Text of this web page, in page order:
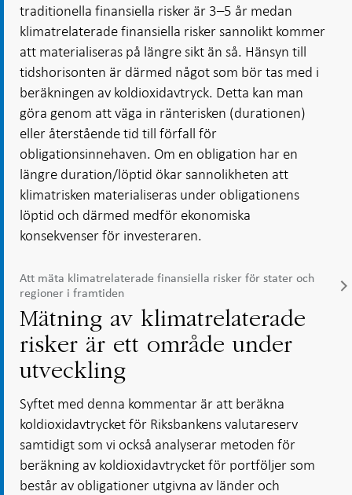
traditionella finansiella risker är 3–5 år medan
klimatrelaterade finansiella risker sannolikt kommer
att materialiseras på längre sikt än så. Hänsyn till
tidshorisonten är därmed något som bör tas med i
beräkningen av koldioxidavtryck. Detta kan man
göra genom att väga in ränterisken (durationen)
eller återstående tid till förfall för
obligationsinnehaven. Om en obligation har en
längre duration/löptid ökar sannolikheten att
klimatrisken materialiseras under obligationens
löptid och därmed medför ekonomiska
konsekvenser för investeraren.
Att mäta klimatrelaterade finansiella risker för stater och
regioner i framtiden
Mätning av klimatrelaterade
risker är ett område under
utveckling
Syftet med denna kommentar är att beräkna
koldioxidavtrycket för Riksbankens valutareserv
samtidigt som vi också analyserar metoden för
beräkning av koldioxidavtrycket för portföljer som
består av obligationer utgivna av länder och